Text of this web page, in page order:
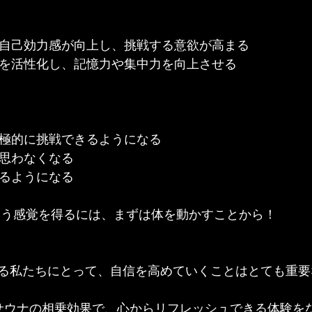
己効力感が向上し、挑戦する意欲が高まる
活性化し、記憶力や集中力を向上させる
的に挑戦できるようになる
わなくなる
ようになる
感覚を得るには、まずは体を動かすことから！
私たちにとって、自信を高めていくことはとても重
ナの相乗効果で、心からリフレッシュできる体験を